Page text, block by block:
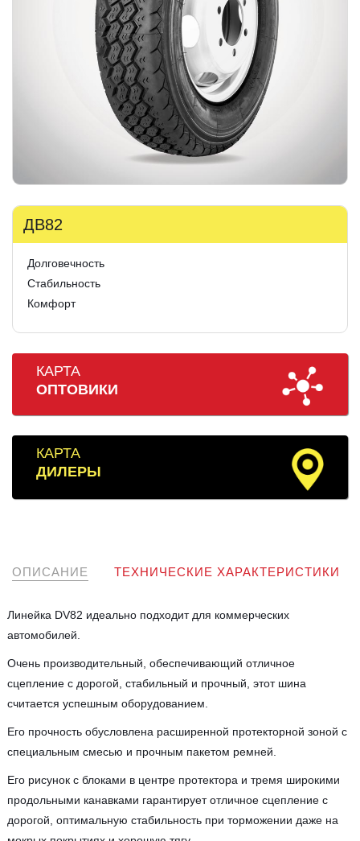
ДВ82
Долговечность
Стабильность
Комфорт
КАРТА
ОПТОВИКИ
КАРТА
ДИЛЕРЫ
ОПИСАНИЕ ТЕХНИЧЕСКИЕ ХАРАКТЕРИСТИКИ
Линейка DV82 идеально подходит для коммерческих
автомобилей.
Очень производительный, обеспечивающий отличное
сцепление с дорогой, стабильный и прочный, этот шина
считается успешным оборудованием.
Его прочность обусловлена расширенной протекторной зоной с
специальным смесью и прочным пакетом ремней.
Его рисунок с блоками в центре протектора и тремя широкими
продольными канавками гарантирует отличное сцепление с
дорогой, оптимальную стабильность при торможении даже на